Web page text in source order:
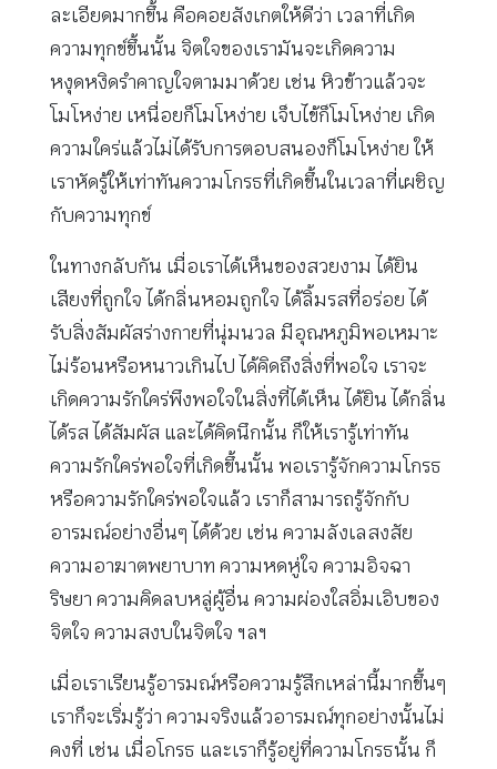
ละเอียดมากขึ้น คือคอยสังเกตให้ดีว่า เวลาที่เกิด
ความทุกข์ขึ้นนั้น จิตใจของเรามันจะเกิดความ
หงุดหงิดรำคาญใจตามมาด้วย เช่น หิวข้าวแล้วจะ
โมโหง่าย เหนื่อยก็โมโหง่าย เจ็บไข้ก็โมโหง่าย เกิด
ความใคร่แล้วไม่ได้รับการตอบสนองก็โมโหง่าย ให้
เราหัดรู้ให้เท่าทันความโกรธที่เกิดขึ้นในเวลาที่เผชิญ
กับความทุกข์
ในทางกลับกัน เมื่อเราได้เห็นของสวยงาม ได้ยิน
เสียงที่ถูกใจ ได้กลิ่นหอมถูกใจ ได้ลิ้มรสที่อร่อย ได้
รับสิ่งสัมผัสร่างกายที่นุ่มนวล มีอุณหภูมิพอเหมาะ
ไม่ร้อนหรือหนาวเกินไป ได้คิดถึงสิ่งที่พอใจ เราจะ
เกิดความรักใคร่พึงพอใจในสิ่งที่ได้เห็น ได้ยิน ได้กลิ่น
ได้รส ได้สัมผัส และได้คิดนึกนั้น ก็ให้เรารู้เท่าทัน
ความรักใคร่พอใจที่เกิดขึ้นนั้น พอเรารู้จักความโกรธ
หรือความรักใคร่พอใจแล้ว เราก็สามารถรู้จักกับ
อารมณ์อย่างอื่นๆ ได้ด้วย เช่น ความลังเลสงสัย
ความอาฆาตพยาบาท ความหดหู่ใจ ความอิจฉา
ริษยา ความคิดลบหลู่ผู้อื่น ความผ่องใสอิ่มเอิบของ
จิตใจ ความสงบในจิตใจ ฯลฯ
เมื่อเราเรียนรู้อารมณ์หรือความรู้สึกเหล่านี้มากขึ้นๆ
เราก็จะเริ่มรู้ว่า ความจริงแล้วอารมณ์ทุกอย่างนั้นไม่
คงที่ เช่น เมื่อโกรธ และเราก็รู้อยู่ที่ความโกรธนั้น ก็